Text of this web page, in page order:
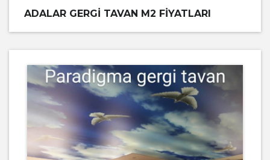
ADALAR GERGI TAVAN M2 FIYATLARI